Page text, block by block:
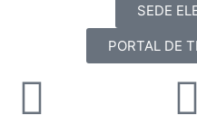
SEDE
PORTAL DE